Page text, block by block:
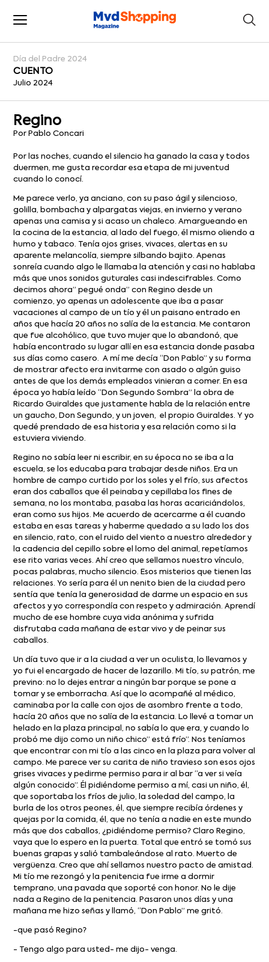
Día del Padre 2024
CUENTO
Julio 2024
Regino
Por Pablo Concari
Por las noches, cuando el silencio ha ganado la casa y todos
duermen, me gusta recordar esa etapa de mi juventud
cuando lo conocí.
Me parece verlo, ya anciano, con su paso ágil y silencioso,
golilla, bombacha y alpargatas viejas, en invierno y verano
apenas una camisa y si acaso un chaleco. Amargueando en
la cocina de la estancia, al lado del fuego, él mismo oliendo a
humo y tabaco. Tenía ojos grises, vivaces, alertas en su
aparente melancolía, siempre silbando bajito. Apenas
sonreía cuando algo le llamaba la atención y casi no hablaba
más que unos sonidos guturales casi indescifrables. Como
decimos ahora” pegué onda” con Regino desde un
comienzo, yo apenas un adolescente que iba a pasar
vacaciones al campo de un tío y él un paisano entrado en
años que hacía 20 años no salía de la estancia. Me contaron
que fue alcohólico, que tuvo mujer que lo abandonó, que
había encontrado su lugar allí en esa estancia donde pasaba
sus días como casero. A mí me decía “Don Pablo” y su forma
de mostrar afecto era invitarme con asado o algún guiso
antes de que los demás empleados vinieran a comer. En esa
época yo había leído “Don Segundo Sombra” la obra de
Ricardo Guiraldes que justamente habla de la relación entre
un gaucho, Don Segundo, y un joven, el propio Guiraldes. Y yo
quedé prendado de esa historia y esa relación como si la
estuviera viviendo.
Regino no sabía leer ni escribir, en su época no se iba a la
escuela, se los educaba para trabajar desde niños. Era un
hombre de campo curtido por los soles y el frío, sus afectos
eran dos caballos que él peinaba y cepillaba los fines de
semana, no los montaba, pasaba las horas acariciándolos,
eran como sus hijos. Me acuerdo de acercarme a él cuando
estaba en esas tareas y haberme quedado a su lado los dos
en silencio, rato, con el ruido del viento a nuestro alrededor y
la cadencia del cepillo sobre el lomo del animal, repetíamos
ese rito varias veces. Ahí creo que sellamos nuestro vínculo,
pocas palabras, mucho silencio. Esos misterios que tienen las
relaciones. Yo sería para él un nenito bien de la ciudad pero
sentía que tenía la generosidad de darme un espacio en sus
afectos y yo correspondía con respeto y admiración. Aprendí
mucho de ese hombre cuya vida anónima y sufrida
disfrutaba cada mañana de estar vivo y de peinar sus
caballos.
Un día tuvo que ir a la ciudad a ver un oculista, lo llevamos y
yo fui el encargado de hacer de lazarillo. Mi tío, su patrón, me
previno: no lo dejes entrar a ningún bar porque se pone a
tomar y se emborracha. Así que lo acompañé al médico,
caminaba por la calle con ojos de asombro frente a todo,
hacía 20 años que no salía de la estancia. Lo llevé a tomar un
helado en la plaza principal, no sabía lo que era, y cuando lo
probó me dijo como un niño chico” está frío”. Nos teníamos
que encontrar con mi tío a las cinco en la plaza para volver al
campo. Me parece ver su carita de niño travieso son esos ojos
grises vivaces y pedirme permiso para ir al bar “a ver si veía
algún conocido”. Él pidiéndome permiso a mí, casi un niño, él,
que soportaba los fríos de julio, la soledad del campo, la
burla de los otros peones, él, que siempre recibía órdenes y
quejas por la comida, él, que no tenía a nadie en este mundo
más que dos caballos, ¿pidiéndome permiso? Claro Regino,
vaya que lo espero en la puerta. Total que entró se tomó sus
buenas grapas y salió tambaleándose al rato. Muerto de
vergüenza. Creo que ahí sellamos nuestro pacto de amistad.
Mi tío me rezongó y la penitencia fue irme a dormir
temprano, una pavada que soporté con honor. No le dije
nada a Regino de la penitencia. Pasaron unos días y una
mañana me hizo señas y llamó, “Don Pablo” me gritó.
-que pasó Regino?
- Tengo algo para usted- me dijo- venga.